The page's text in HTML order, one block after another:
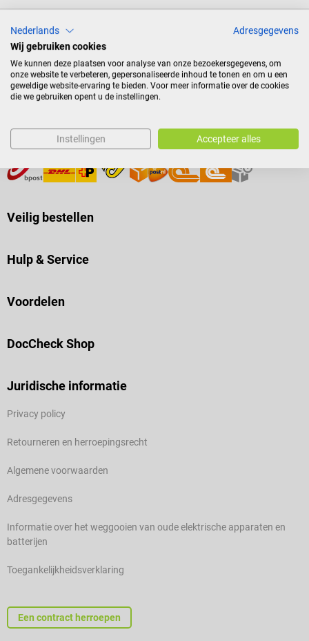
Betaalmethoden
Verzending
Veilig bestellen
Hulp & Service
Voordelen
DocCheck Shop
Juridische informatie
Privacy policy
Retourneren en herroepingsrecht
Algemene voorwaarden
Adresgegevens
Informatie over het weggooien van oude elektrische apparaten en
batterijen
Toegankelijkheidsverklaring
Een contract herroepen
Nederlands
Adresgegevens
Wij gebruiken cookies
We kunnen deze plaatsen voor analyse van onze bezoekersgegevens, om
onze website te verbeteren, gepersonaliseerde inhoud te tonen en om u een
geweldige website-ervaring te bieden. Voor meer informatie over de cookies
die we gebruiken opent u de instellingen.
Instellingen Accepteer alles